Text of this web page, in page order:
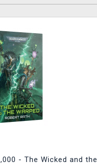
- The Wicked and the